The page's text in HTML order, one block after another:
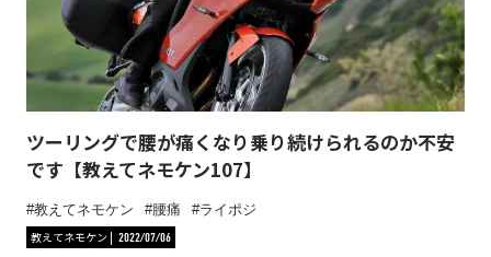
ツーリングで腰が痛くなり乗り続けられるのか不安
です【教えてネモケン107】
教えてネモケン 腰痛
ライポジ
教えてネモケン
2022/07/06